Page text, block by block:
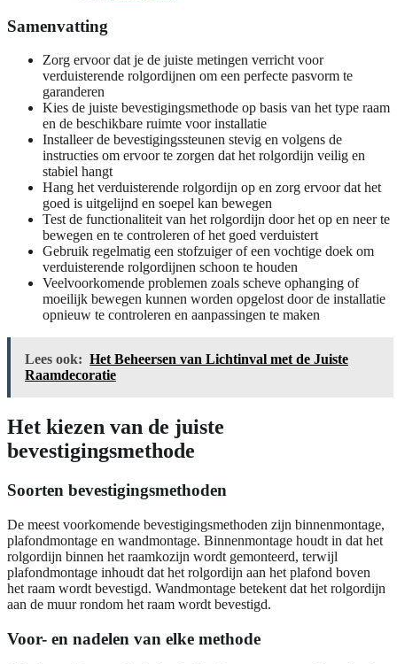
Samenvatting
Zorg ervoor dat je de juiste metingen verricht voor
verduisterende rolgordijnen om een perfecte pasvorm te
garanderen
Kies de juiste bevestigingsmethode op basis van het type raam
en de beschikbare ruimte voor installatie
Installeer de bevestigingssteunen stevig en volgens de
instructies om ervoor te zorgen dat het rolgordijn veilig en
stabiel hangt
Hang het verduisterende rolgordijn op en zorg ervoor dat het
goed is uitgelijnd en soepel kan bewegen
Test de functionaliteit van het rolgordijn door het op en neer te
bewegen en te controleren of het goed verduistert
Gebruik regelmatig een stofzuiger of een vochtige doek om
verduisterende rolgordijnen schoon te houden
Veelvoorkomende problemen zoals scheve ophanging of
moeilijk bewegen kunnen worden opgelost door de installatie
opnieuw te controleren en aanpassingen te maken
Lees ook: Het Beheersen van Lichtinval met de Juiste
Raamdecoratie
Het kiezen van de juiste
bevestigingsmethode
Soorten bevestigingsmethoden
De meest voorkomende bevestigingsmethoden zijn binnenmontage,
plafondmontage en wandmontage. Binnenmontage houdt in dat het
rolgordijn binnen het raamkozijn wordt gemonteerd, terwijl
plafondmontage inhoudt dat het rolgordijn aan het plafond boven
het raam wordt bevestigd. Wandmontage betekent dat het rolgordijn
aan de muur rondom het raam wordt bevestigd.
Voor- en nadelen van elke methode